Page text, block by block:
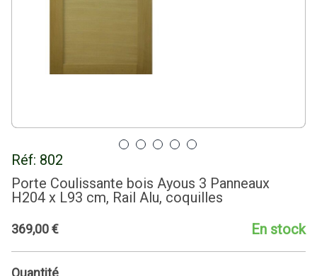
Réf: 802
Porte Coulissante bois Ayous 3 Panneaux
H204 x L93 cm, Rail Alu, coquilles
369,00€ En stock
Quantité